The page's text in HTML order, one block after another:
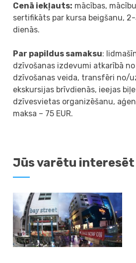
Cenā iekļauts: mācības,
sertifikāts par kursa beigšanu,
dienās.
Par papildus samaksu:
dzīvošanas izdevumi atkarībā
dzīvošanas veida, transfēri no/
ekskursijas brīvdienās, ieejas
dzīvesvietas organizēšanu,
maksa – 75 EUR.
Jūs varētu interesēt